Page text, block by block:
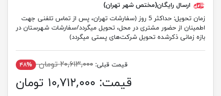
ارسال رایگان(مختص شهر تهران)
زمان تحویل:
حداکثر 5 روز (سفارشات تهران، پس از تماس تلفنی جهت
اطمینان از حضور مشتری در محل، تحویل میگردد/سفارشات شهرستان در
بازه زمانی ذکرشده تحویل شرکت‌های پستی میگردد)
قیمت قبلی: ۲۰,۶۱۳,۰۰۰ تومان ۴۸%
قیمت: ۱۰,۷۱۲,۰۰۰ تومان